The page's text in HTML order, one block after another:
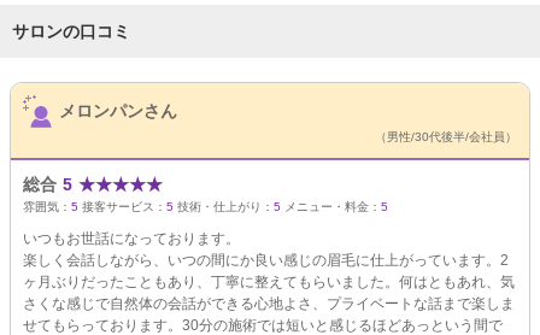
サロンの口コミ
サロンPick Up
メロンパンさん
（男性/30代後半/会社員）
総合 5 ★★★★★
雰囲気： 5 接客サービス： 5 技術・仕上がり： 5 メニュー・料金： 5
いつもお世話になっております。
楽しく会話しながら、いつの間にか良い感じの眉毛に仕上がっています。2
ヶ月ぶりだったこともあり、丁寧に整えてもらいました。何はともあれ、気
さくな感じで自然体の会話ができる心地よさ、プライベートな話まで楽しま
せてもらっております。30分の施術では短いと感じるほどあっという間で